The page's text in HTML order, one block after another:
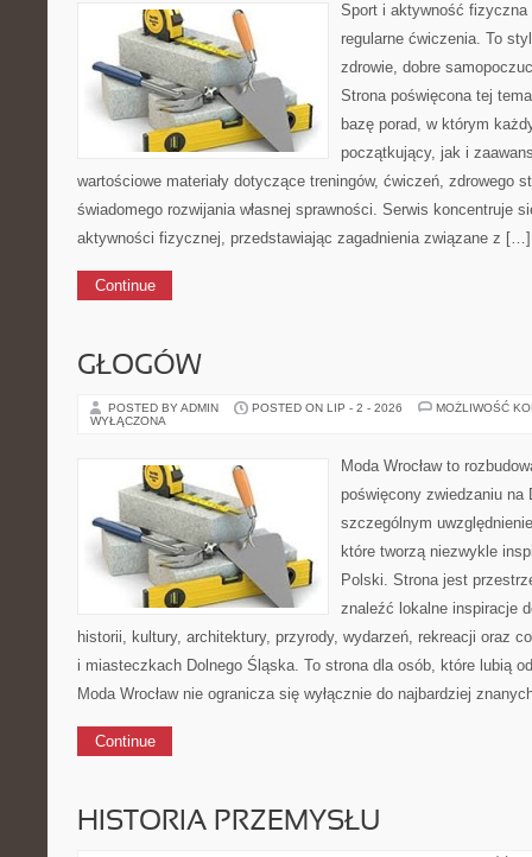
Sport i aktywność
regularne ćwiczenia. To
zdrowie, dobre
Strona poświęcona tej
bazę porad, w którym
początkujący, jak i
wartościowe materiały dotyczące treningów, ćwiczeń, zdrowego
świadomego rozwijania własnej sprawności. Serwis koncentruje
aktywności fizycznej, przedstawiając zagadnienia związane z […]
Continue
GŁOGÓW
POSTED BY ADMIN POSTED ON LIP - 2 - 2026
MOŻLIWOŚĆ
WYŁĄCZONA
Moda Wrocław to
poświęcony zwiedzaniu na
szczególnym
które tworzą niezwykle
Polski. Strona jest
znaleźć lokalne inspiracje
historii, kultury, architektury, przyrody, wydarzeń, rekreacji oraz
i miasteczkach Dolnego Śląska. To strona dla osób, które lubią
Moda Wrocław nie ogranicza się wyłącznie do najbardziej
Continue
HISTORIA PRZEMYSŁU